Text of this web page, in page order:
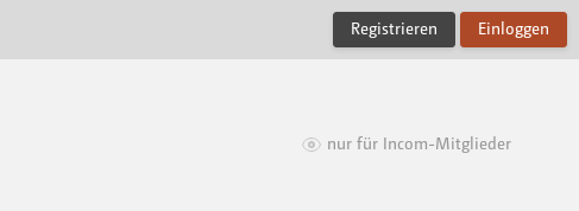
Registrieren Einloggen
nur für Incom-Mitglieder